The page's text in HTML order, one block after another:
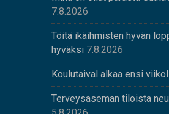
7.8.2026
Töitä ikäihmisten hyvän
hyväksi 7.8.2026
Koulutaival alkaa ensi
Terveysaseman tiloista